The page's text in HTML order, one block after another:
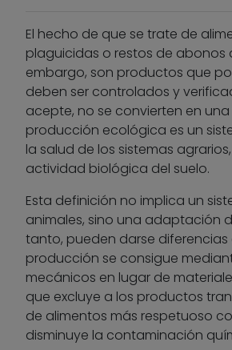
El hecho de que se trate de
plaguicidas o restos de abonos
embargo, son productos que
deben ser controlados y
acepte, no se convierten en
producción ecológica es un
la salud de los sistemas
actividad biológica del suelo.
Esta definición no implica un
animales, sino una adaptación
tanto, pueden darse diferencias
producción se consigue
mecánicos en lugar de
que excluye a los productos
de alimentos más respetuoso
disminuye la contaminación